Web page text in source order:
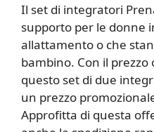
Il set di integratori
supporto per le donne
allattamento o che
bambino. Con il
questo set di due
un prezzo
Approfitta di questa